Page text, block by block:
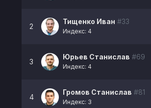
2
Тищенко Иван #33
Индекс: 4
3
Юрьев Станислав #69
Индекс: 4
4
Громов Станислав #81
Индекс: 3